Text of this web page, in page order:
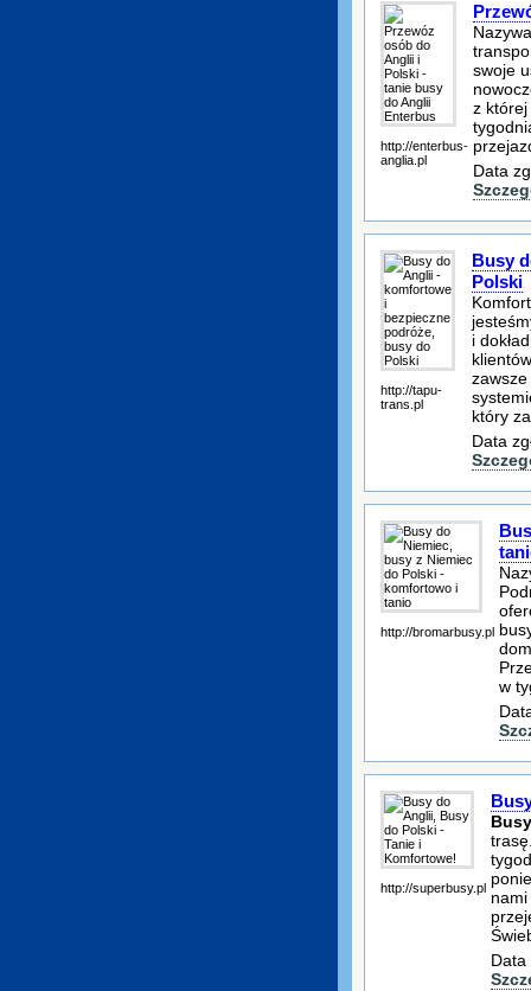
http://enterbus-
anglia.pl
swoje
z
Data
http://tapu-
trans.pl
Busy
Polski
i
który
Data
http://bromarbusy.pl
w
http://superbusy.pl
Data